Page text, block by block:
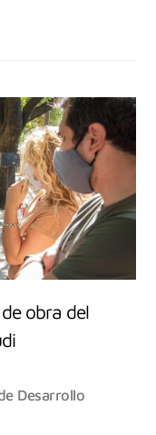
obra del
Desarrollo